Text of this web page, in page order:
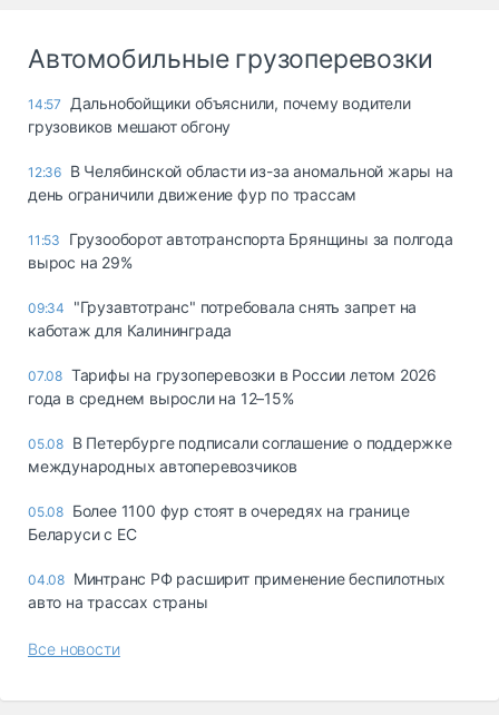
Автомобильные грузоперевозки
14:57
Дальнобойщики объяснили, почему водители
грузовиков мешают обгону
12:36 В Челябинской области из-за аномальной жары на
день ограничили движение фур по трассам
11:53
Грузооборот автотранспорта Брянщины за полгода
вырос на 29%
09:34
"Грузавтотранс" потребовала снять запрет на
каботаж для Калининграда
07.08 Тарифы на грузоперевозки в России летом 2026
года в среднем выросли на 12–15%
05.08 В Петербурге подписали соглашение о поддержке
международных автоперевозчиков
05.08 Более 1100 фур стоят в очередях на границе
Беларуси с ЕС
04.08 Минтранс РФ расширит применение беспилотных
авто на трассах страны
Все новости